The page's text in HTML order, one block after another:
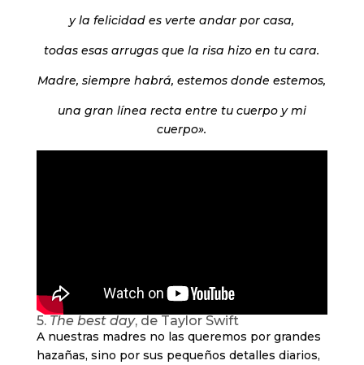
y la felicidad es verte andar por casa,
todas esas arrugas que la risa hizo en tu cara.
Madre, siempre habrá, estemos donde estemos,
una gran línea recta entre tu cuerpo y mi
cuerpo».
5. The best day, de Taylor Swift
A nuestras madres no las queremos por grandes
hazañas, sino por sus pequeños detalles diarios,